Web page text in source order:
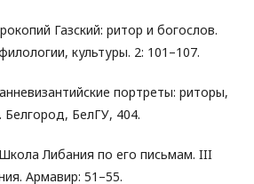
Газский: ритор и богослов.
культуры. 2: 101–107.
портреты: риторы,
БелГУ, 404.
Либания по его письмам. III
Армавир: 51–55.